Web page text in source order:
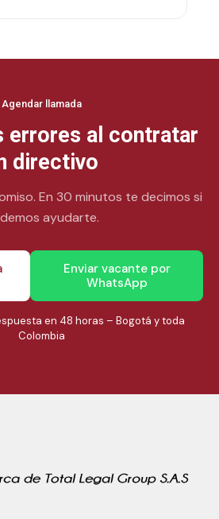
Agendar llamada
errores al contratar
directivo
En 30 minutos te decimos si
ayudarte.
Enviar vacante por
WhatsApp
en 48 horas – Bogotá y toda
Colombia